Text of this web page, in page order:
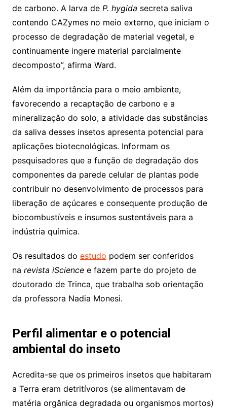
de carbono. A larva de P. hygida secreta saliva
contendo CAZymes no meio externo, que iniciam o
processo de degradação de material vegetal, e
continuamente ingere material parcialmente
decomposto”, afirma Ward.
Além da importância para o meio ambiente,
favorecendo a recaptação de carbono e a
mineralização do solo, a atividade das substâncias
da saliva desses insetos apresenta potencial para
aplicações biotecnológicas. Informam os
pesquisadores que a função de degradação dos
componentes da parede celular de plantas pode
contribuir no desenvolvimento de processos para
liberação de açúcares e consequente produção de
biocombustíveis e insumos sustentáveis para a
indústria química.
Os resultados do estudo podem ser conferidos
na revista iScience e fazem parte do projeto de
doutorado de Trinca, que trabalha sob orientação
da professora Nadia Monesi.
Perfil alimentar e o potencial
ambiental do inseto
Acredita-se que os primeiros insetos que habitaram
a Terra eram detritívoros (se alimentavam de
matéria orgânica degradada ou organismos mortos)